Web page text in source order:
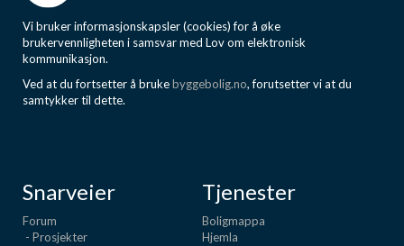
Vi bruker informasjonskapsler (cookies) for å øke
brukervennligheten i samsvar med Lov om elektronisk
kommunikasjon.
Ved at du fortsetter å brukebyggebolig.no, forutsetter vi at du
samtykker til dette.
Snarveier
Forum
- Prosjekter
Tjenester
Boligmappa
Hjemla